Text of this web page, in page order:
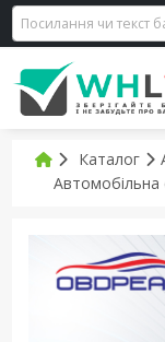
Каталог
Автомобільна